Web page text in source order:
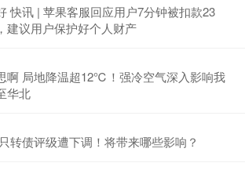
快讯 | 苹果客服回应用户7分钟被扣款23
建议用户保护好个人财产
啊 局地降温超12℃！强冷空气深入影响我
华北
转债评级遭下调！将带来哪些影响？